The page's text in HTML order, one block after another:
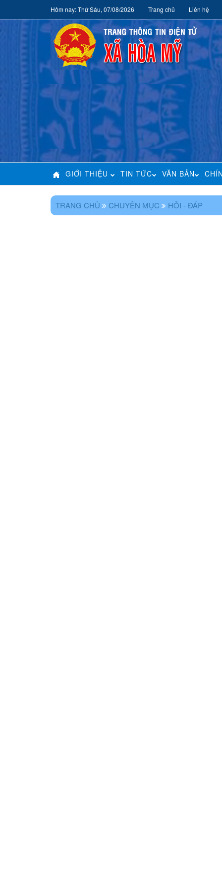
Hôm nay: Thứ Sáu, 07/08/2026 Trang chủ Liên hệ
GIỚI THIỆU TIN TỨC VĂN BẢN
TRANG CHỦ CHUYÊN MỤC HỎI - ĐÁP